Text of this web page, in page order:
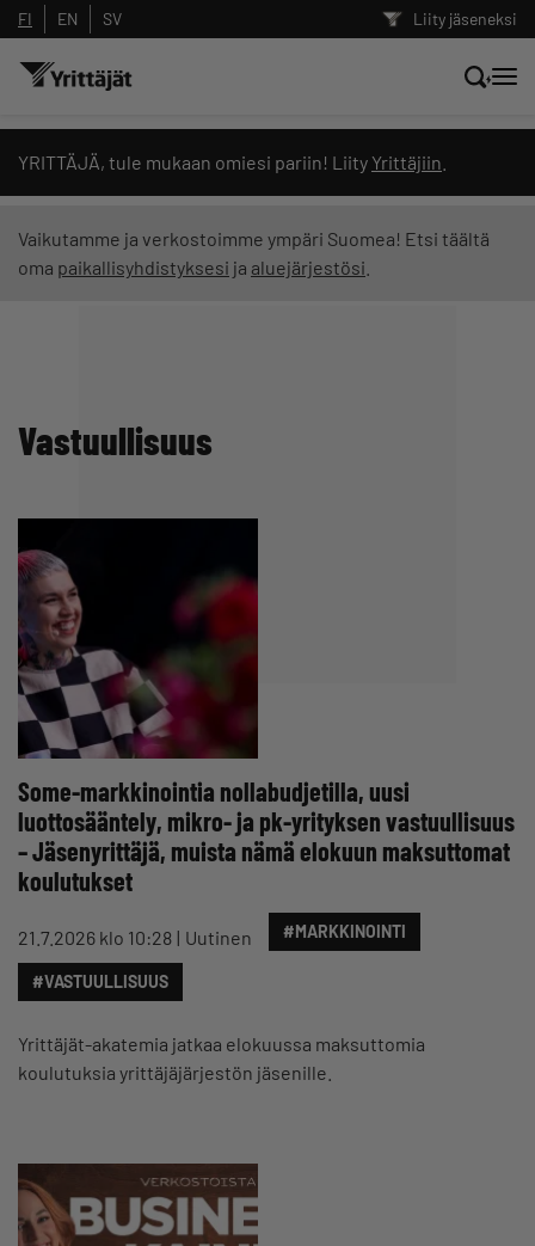
Liity jäseneksi
FI EN SV
YRITTÄJÄ, tule mukaan omiesi pariin! Liity Yrittäjiin
Vaikutamme ja verkostoimme ympäri Suomea! Etsi täältä
oma paikallisyhdistyksesi ja aluejärjestösi
Vastuullisuus
Some-markkinointia nollabudjetilla, uusi
luottosääntely, mikro- ja pk-yrityksen vastuullisuus
– Jäsenyrittäjä, muista nämä elokuun maksuttomat
koulutukset
21.7.2026 klo 10:28 Uutinen #MARKKINOINTI
#VASTUULLISUUS
Yrittäjät-akatemia jatkaa elokuussa maksuttomia
koulutuksia yrittäjäjärjestön jäsenille.
Hae sivustolta tai kysy suoraan
Yrittäjien tekoälyltä